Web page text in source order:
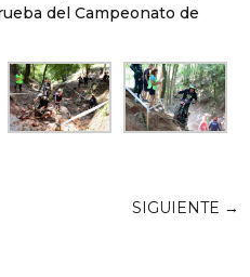
del Campeonato de
SIGUIENTE →